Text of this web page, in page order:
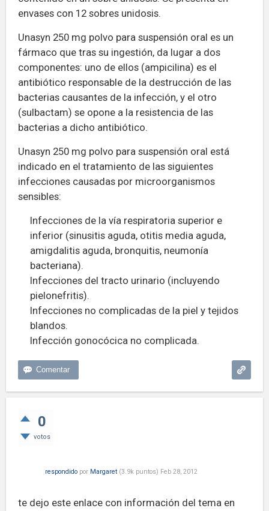
envases con 12 sobres unidosis.
Unasyn 250 mg polvo para suspensión oral es un
fármaco que tras su ingestión, da lugar a dos
componentes: uno de ellos (ampicilina) es el
antibiótico responsable de la destrucción de las
bacterias causantes de la infección, y el otro
(sulbactam) se opone a la resistencia de las
bacterias a dicho antibiótico.
Unasyn 250 mg polvo para suspensión oral está
indicado en el tratamiento de las siguientes
infecciones causadas por microorganismos
sensibles:
Infecciones de la vía respiratoria superior e
inferior (sinusitis aguda, otitis media aguda,
amigdalitis aguda, bronquitis, neumonía
bacteriana).
Infecciones del tracto urinario (incluyendo
pielonefritis).
Infecciones no complicadas de la piel y tejidos
blandos.
Infección gonocócica no complicada.
0
votos
respondido por Margaret (3.9k puntos) Feb 28, 2012
te dejo este enlace con información del tema en